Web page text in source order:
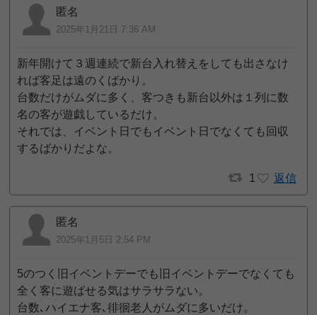
匿名
2025年1月21日 7:36 AM
新年開けて３週連続で新台入れ替えをしても出さなけ
れば客足は遠のくばかり。
台数だけがムダに多く、客つきも新台以外は１列に数
名の客が遊戯しているだけ。
それでは、イベント日でもイベント日でなくても回収
するばかりだよな。
1 返信
匿名
2025年1月5日 2:54 PM
5のつく旧イベントデーでも旧イベントデーでなくても
全く客に遊ばせる気はサラサラない。
台数､ハイエナ客､徘徊老人がムダに多いだけ。